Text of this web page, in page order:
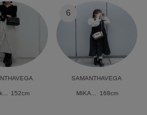
152cm
6
SAMANTHAVEGA
MIKA... 168cm